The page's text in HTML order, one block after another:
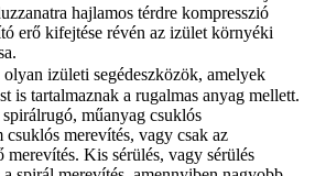
hajlamos térdre kompresszió
erő kifejtése révén az izület környéki
olyan izületi segédeszközök, amelyek
is tartalmaznak a rugalmas anyag mellett.
műanyag csuklós
merevítés, vagy csak az
merevítés. Kis sérülés, vagy sérülés